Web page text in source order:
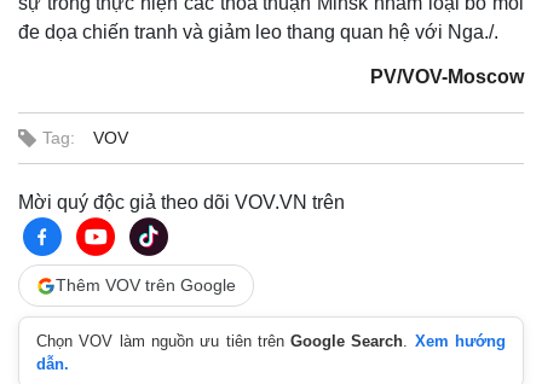
đe dọa chiến tranh và giảm leo thang quan hệ với Nga./.
PV/VOV-Moscow
Tag: VOV
Mời quý độc giả theo dõi VOV.VN trên
Thêm VOV trên Google
Chọn VOV làm nguồn ưu tiên trênGoogle Search. Xem hướng
dẫn.